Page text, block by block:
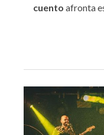
cuento afronta